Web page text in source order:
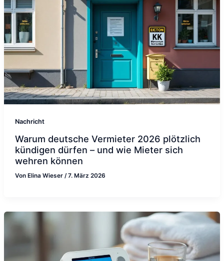
Nachricht
Warum deutsche Vermieter 2026 plötzlich
kündigen dürfen – und wie Mieter sich
wehren können
Von Elina Wieser /7. März 2026